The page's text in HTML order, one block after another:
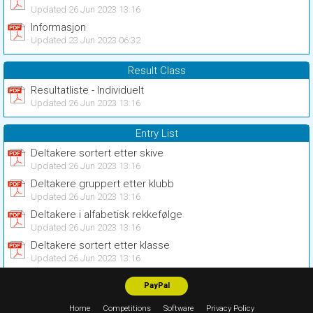
Updated 26 Jun 2023 13:16
Informasjon
Updated 23 Jun 2023 06:32
Result Class
Resultatliste - Individuelt
Updated 26 Jun 2023 13:16
Entry List
Deltakere sortert etter skive
Updated 26 Jun 2023 13:16
Deltakere gruppert etter klubb
Updated 26 Jun 2023 13:16
Deltakere i alfabetisk rekkefølge
Updated 26 Jun 2023 13:16
Deltakere sortert etter klasse
Updated 26 Jun 2023 13:16
PayPal
Home Competitions Software Privacy Policy